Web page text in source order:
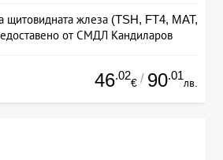
щитовидната жлеза (TSH, FT4, MAT,
от СМДЛ Кандиларов
46.02
€ / 90.01
лв.